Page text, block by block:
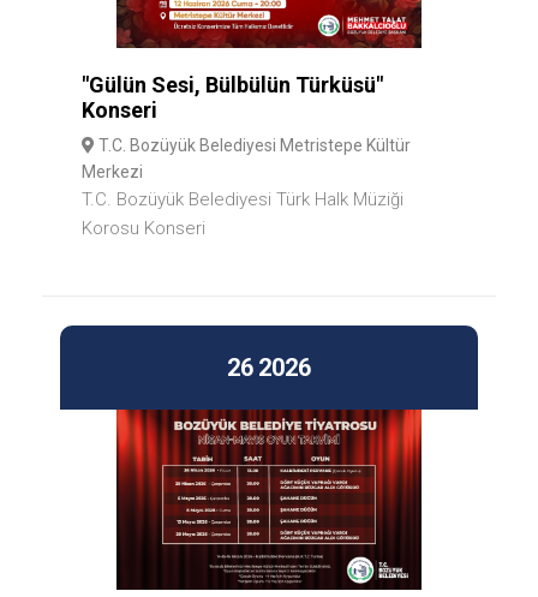
"Gülün Sesi, Bülbülün Türküsü"
Konseri
T.C. Bozüyük Belediyesi Metristepe Kültür
Merkezi
T.C. Bozüyük Belediyesi Türk Halk Müziği
Korosu Konseri
26 2026